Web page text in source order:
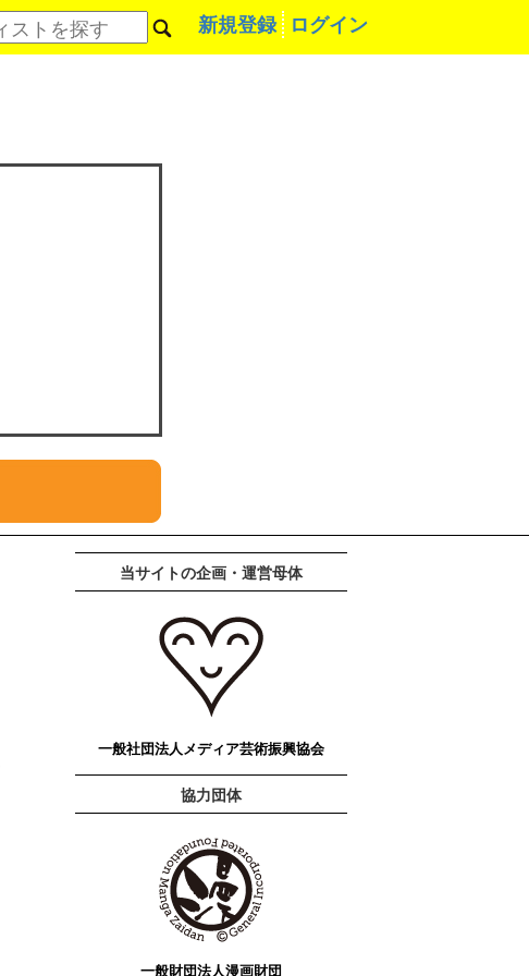
新規登録 ログイン
当サイトの企画・運営母体
一般社団法人メディア芸術振興協会
協力団体
一般財団法人漫画財団